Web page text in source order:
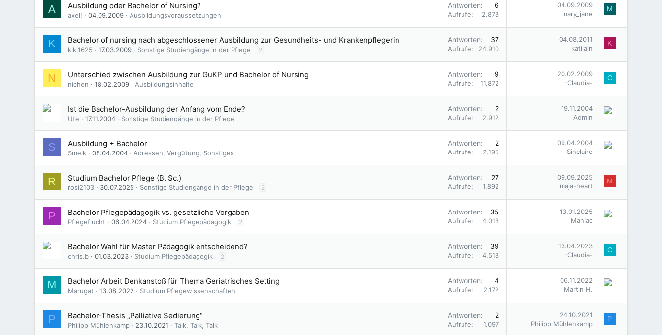
A Ausbildung oder Bachelor of Nursing?
axel! 04.09.2009 Ausbildungsvoraussetzungen
Antworten 6
Aufrufe 2.878
04.09.2009
mary_jane
M
K Bachelor of nursing nach abgeschlossener Ausbildung zur Gesundheits- und Krankenpflegerin
kiki1625 17.03.2009 Sonstige Studiengänge in der Pflege 2
Antworten 37
Aufrufe 24.910
04.08.2011
katilain
K
N Unterschied zwischen Ausbildung zur GuKP und Bachelor of Nursing
nichen 18.02.2009 Ausbildungsinhalte
Antworten 9
Aufrufe 11.872
20.02.2009
-Claudia-
C
Ist die Bachelor-Ausbildung der Anfang vom Ende?
Ute 17.11.2004 Sonstige Studiengänge in der Pflege
Antworten 2
Aufrufe 2.912
19.11.2004
Admin
S Ausbildung + Bachelor
Smeik 08.04.2004 Adressen, Vergütung, Sonstiges
Antworten 2
Aufrufe 2.195
09.04.2004
Sinclaire
R Studium Bachelor Pflege (B. Sc.)
rosi2103 30.07.2025 Sonstige Studiengänge in der Pflege 2
Antworten 27
Aufrufe 1.892
09.09.2025
maja-heart
M
P Bachelor Pflegepädagogik vs. gesetzliche Vorgaben
Pflegeflucht 06.04.2024 Studium Pflegepädagogik 2
Antworten 35
Aufrufe 4.018
13.01.2025
Maniac
Bachelor Wahl für Master Pädagogik entscheidend?
chris.b 01.03.2023 Studium Pflegepädagogik 2
Antworten 39
Aufrufe 4.518
13.04.2023
-Claudia-
C
M Bachelor Arbeit Denkanstoß für Thema Geriatrisches Setting
Marugat 13.08.2022 Studium Pflegewissenschaften
Antworten 4
Aufrufe 2.172
06.11.2022
Martin H.
P Bachelor-Thesis „Palliative Sedierung“
Philipp Mühlenkamp 23.10.2021 Talk, Talk, Talk
Antworten 2
Aufrufe 1.097
24.10.2021
Philipp Mühlenkamp
P